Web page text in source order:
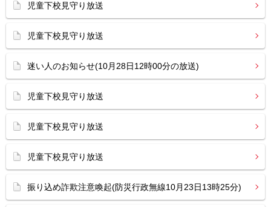
児童下校見守り放送
児童下校見守り放送
迷い人のお知らせ(10月28日12時00分の放送)
児童下校見守り放送
児童下校見守り放送
児童下校見守り放送
振り込め詐欺注意喚起(防災行政無線10月23日13時25分)